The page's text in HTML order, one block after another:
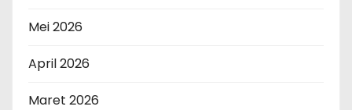
Mei 2026
April 2026
Maret 2026